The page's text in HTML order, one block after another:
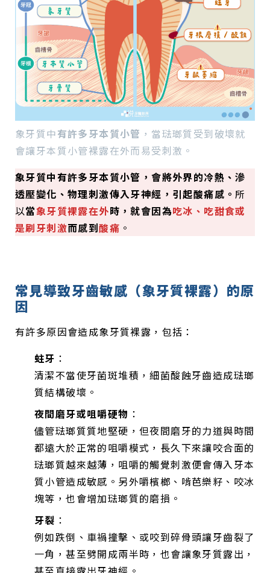
象牙質中有許多牙本質小管 ，當琺瑯質受到破壞就
會讓牙本質小管裸露在外而易受刺激 。
象牙質中有許多牙本質小管，會將外界的冷熱、滲
透壓變化、物理刺激傳入牙神經，引起酸痛感。 所
以當象牙質裸露在外時，就會因為吃冰、吃甜食或
是刷牙刺激而感到酸痛 。
常見導致牙齒敏感（象牙質裸露）的原
因
有許多原因會造成象牙質裸露，包括：
蛀牙 ：
清潔不當使牙菌斑堆積，細菌酸蝕牙齒造成琺瑯
質結構破壞。
夜間磨牙或咀嚼硬物 ：
儘管琺瑯質質地堅硬，但夜間磨牙的力道與時間
都遠大於正常的咀嚼模式，長久下來讓咬合面的
琺瑯質越來越薄，咀嚼的觸覺刺激便會傳入牙本
質小管造成敏感。另外嚼檳榔、啃芭樂籽、咬冰
塊等，也會增加琺瑯質的磨損。
牙裂 ：
例如跌倒、車禍撞擊、或咬到碎骨頭讓牙齒裂了
一角，甚至劈開成兩半時，也會讓象牙質露出，